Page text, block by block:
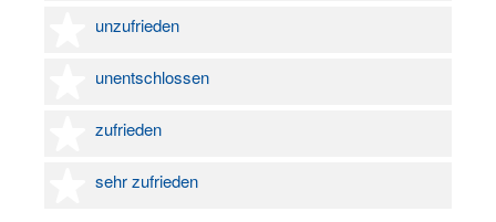
unzufrieden
2 Sterne
unentschlossen
3 Sterne
zufrieden
4 Sterne
sehr zufrieden
5 Sterne